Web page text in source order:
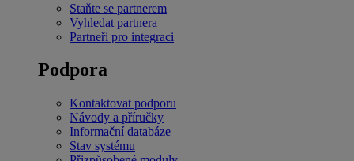
Staňte se partnerem
Vyhledat partnera
Partneři pro integraci
Podpora
Kontaktovat podporu
Návody a příručky
Informační databáze
Stav systému